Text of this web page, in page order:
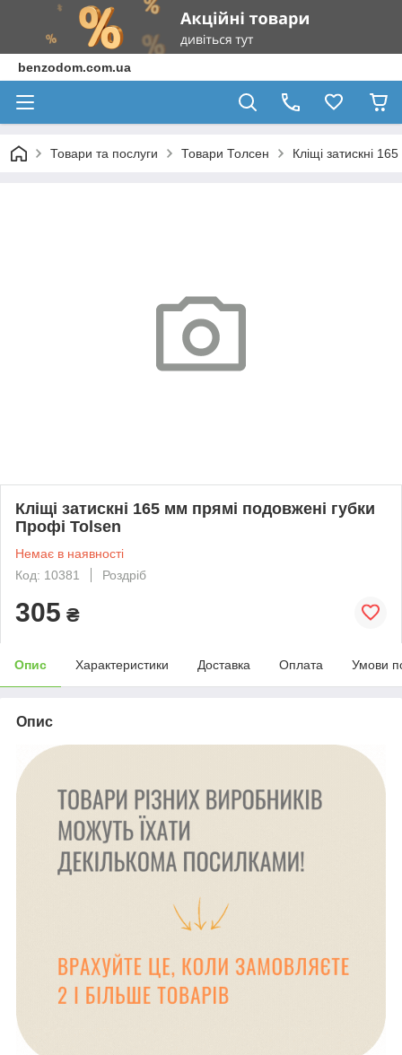
benzodom.com.ua
Товари та послуги Товари Толсен Кліщі затискні
Кліщі затискні 165 мм прямі подовжені губки
Профі Tolsen
Немає в наявності
Код: 10381
Роздріб
305 ₴
Опис Характеристики Доставка Оплата Умови
Опис